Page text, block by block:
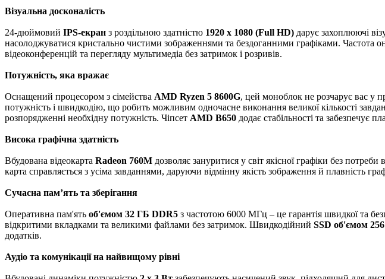
Візуальна досконалість
24-дюймовий IPS-екран з роздільною здатністю 1920 x 1080 (Full HD) дарує захоплюючі
насолоджуватися кристально чистими зображеннями та бездоганними графіками. Частота
відеоконференцій та перегляду мультимедіа без затримок і розривів.
Потужність, яка вражає
Оснащений процесором з сімейства AMD Ryzen 5 8600G, цей моноблок не розчарує вас у
потужність і швидкодію, що робить можливим одночасне виконання великої кількості
розпорядженні необхідну потужність. Чіпсет AMD B650 додає стабільності та забезпечує
Висока графічна здатність
Вбудована відеокарта Radeon 760M дозволяє зануритися у світ якісної графіки без
карта справляється з усіма завданнями, даруючи відмінну якість зображення й плавність
Сучасна пам’ять та зберігання
Оперативна пам'ять об'ємом 32 ГБ DDR5 з частотою 6000 МГц – це гарантія швидкої та
відкритими вкладками та великими файлами без затримок. Швидкодійний SSD об'ємом
додатків.
Аудіо та комунікації на найвищому рівні